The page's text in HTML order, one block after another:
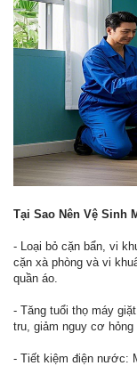
Tại Sao Nên Vệ Sinh
- Loại bỏ cặn bẩn, vi
cặn xà phòng và vi
quần áo.
- Tăng tuổi thọ máy
tru, giảm nguy cơ hỏng
- Tiết kiệm điện nước: